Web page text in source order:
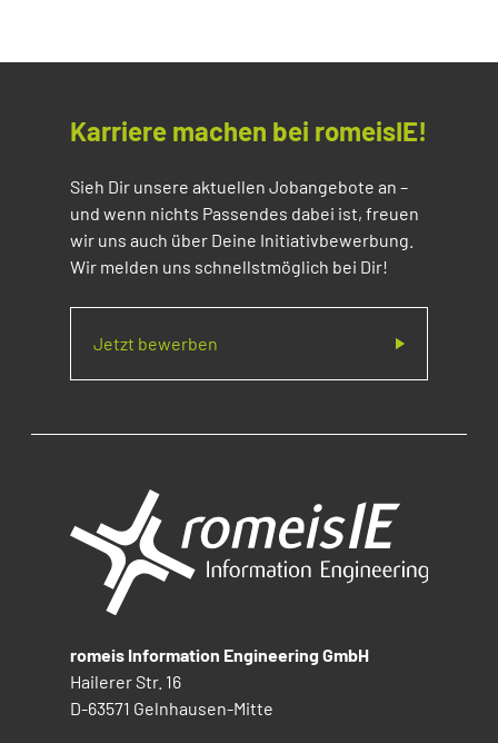
Karriere machen bei romeisIE!
Sieh Dir unsere aktuellen Jobangebote an –
und wenn nichts Passendes dabei ist, freuen
wir uns auch über Deine Initiativbewerbung.
Wir melden uns schnellstmöglich bei Dir!
Jetzt bewerben
romeis Information Engineering GmbH
Hailerer Str. 16
D-63571 Gelnhausen-Mitte